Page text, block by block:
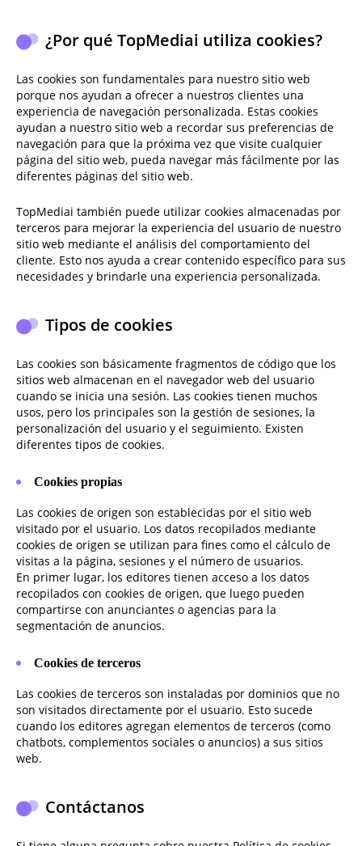
¿Por qué TopMediai utiliza cookies?
Las cookies son fundamentales para nuestro sitio web
porque nos ayudan a ofrecer a nuestros clientes una
experiencia de navegación personalizada. Estas cookies
ayudan a nuestro sitio web a recordar sus preferencias de
navegación para que la próxima vez que visite cualquier
página del sitio web, pueda navegar más fácilmente por las
diferentes páginas del sitio web.
TopMediai también puede utilizar cookies almacenadas por
terceros para mejorar la experiencia del usuario de nuestro
sitio web mediante el análisis del comportamiento del
cliente. Esto nos ayuda a crear contenido específico para sus
necesidades y brindarle una experiencia personalizada.
Tipos de cookies
Las cookies son básicamente fragmentos de código que los
sitios web almacenan en el navegador web del usuario
cuando se inicia una sesión. Las cookies tienen muchos
usos, pero los principales son la gestión de sesiones, la
personalización del usuario y el seguimiento. Existen
diferentes tipos de cookies.
Cookies propias
Las cookies de origen son establecidas por el sitio web
visitado por el usuario. Los datos recopilados mediante
cookies de origen se utilizan para fines como el cálculo de
visitas a la página, sesiones y el número de usuarios.
En primer lugar, los editores tienen acceso a los datos
recopilados con cookies de origen, que luego pueden
compartirse con anunciantes o agencias para la
segmentación de anuncios.
Cookies de terceros
Las cookies de terceros son instaladas por dominios que no
son visitados directamente por el usuario. Esto sucede
cuando los editores agregan elementos de terceros (como
chatbots, complementos sociales o anuncios) a sus sitios
web.
Contáctanos